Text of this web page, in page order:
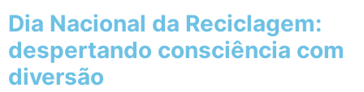
Dia Nacional da Reciclagem:
despertando consciência com
diversão